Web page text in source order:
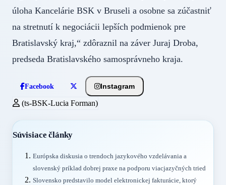
úloha Kancelárie BSK v Bruseli a osobne sa zúčastniť
na stretnutí k negociácii lepších podmienok pre
Bratislavský kraj,“ zdôraznil na záver Juraj Droba,
predseda Bratislavského samosprávneho kraja.
Facebook Instagram
(ts-BSK-Lucia Forman)
Súvisiace články
Európska diskusia o trendoch jazykového vzdelávania a
slovenský príklad dobrej praxe na podporu viacjazyčných tried
Slovensko predstavilo model elektronickej fakturácie, ktorý